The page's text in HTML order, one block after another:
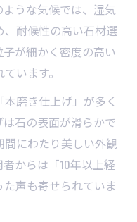
うな気候では、湿気
耐候性の高い石材選
が細かく密度の高い
います。
磨き仕上げ」が多く
石の表面が滑らかで
にわたり美しい外観
からは「10年以上経
声も寄せられていま